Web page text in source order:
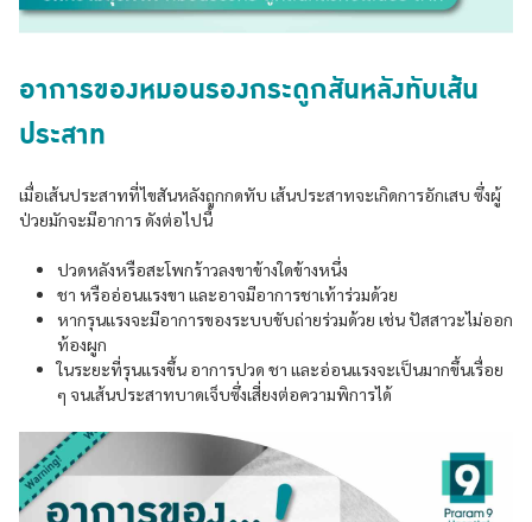
อาการของหมอนรองกระดูกสันหลังทับเส้น
ประสาท
เมื่อเส้นประสาทที่ไขสันหลังถูกกดทับ เส้นประสาทจะเกิดการอักเสบ ซึ่งผู้
ป่วยมักจะมีอาการ ดังต่อไปนี้
ปวดหลังหรือสะโพกร้าวลงขาข้างใดข้างหนึ่ง
ชา หรืออ่อนแรงขา และอาจมีอาการชาเท้าร่วมด้วย
หากรุนแรงจะมีอาการของระบบขับถ่ายร่วมด้วย เช่น ปัสสาวะไม่ออก
ท้องผูก
ในระยะที่รุนแรงขึ้น อาการปวด ชา และอ่อนแรงจะเป็นมากขึ้นเรื่อย
ๆ จนเส้นประสาทบาดเจ็บซึ่งเสี่ยงต่อความพิการได้